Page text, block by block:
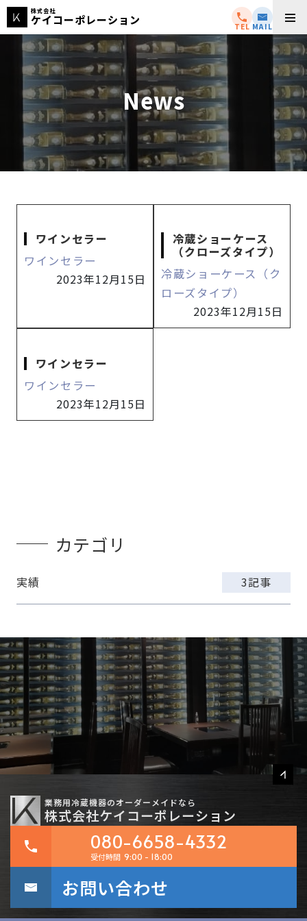
株式会社
ケイコーポレーション TEL MAIL
News
ワインセラー
ワインセラー
2023年12月15日
冷蔵ショーケース
（クローズタイプ）
冷蔵ショーケース（ク
ローズタイプ）
2023年12月15日
ワインセラー
ワインセラー
2023年12月15日
カテゴリ
実績 3記事
業務用冷蔵機器のオーダーメイドなら
株式会社ケイコーポレーション
080-6658-4332
受付時間 9:00 - 18:00
お問い合わせ